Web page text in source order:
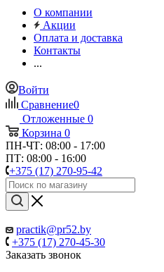
О компании
Акции
Оплата и доставка
Контакты
...
Войти
Сравнение0
Отложенные 0
Корзина 0
ПН-ЧТ: 08:00 - 17:00
ПТ: 08:00 - 16:00
+375 (17) 270-95-42
practik@pr52.by
+375 (17) 270-45-30
Заказать звонок